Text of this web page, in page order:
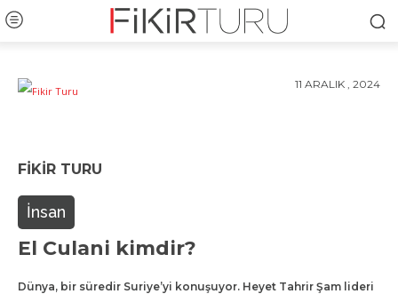
11 ARALIK , 2024
FIKIR TURU
İnsan
El Culani kimdir?
Dünya, bir süredir Suriye’yi konuşuyor. Heyet Tahrir Şam lideri